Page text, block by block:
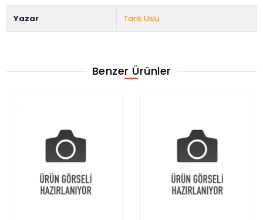
Yazar Tarık Uslu
Benzer Ürünler